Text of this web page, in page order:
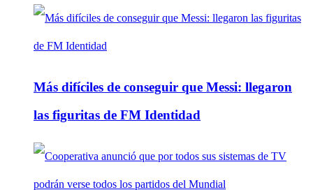
Más difíciles de conseguir que Messi: llegaron
las figuritas de FM Identidad